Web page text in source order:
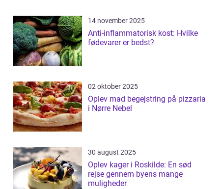
14 november 2025
Anti-inflammatorisk kost: Hvilke
fødevarer er bedst?
02 oktober 2025
Oplev mad begejstring på pizzaria
i Nørre Nebel
30 august 2025
Oplev kager i Roskilde: En sød
rejse gennem byens mange
muligheder